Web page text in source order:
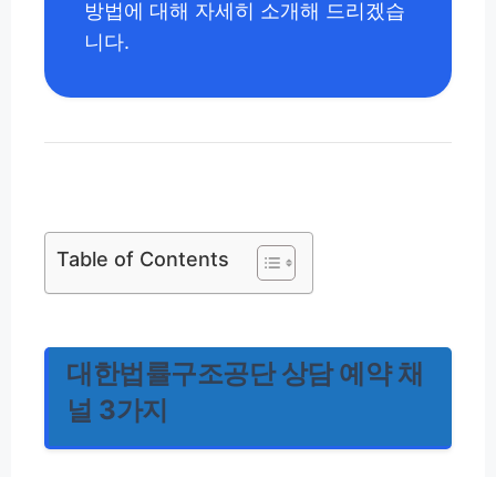
방법에 대해 자세히 소개해 드리겠습
니다.
Table of Contents
대한법률구조공단 상담 예약 채
널 3가지